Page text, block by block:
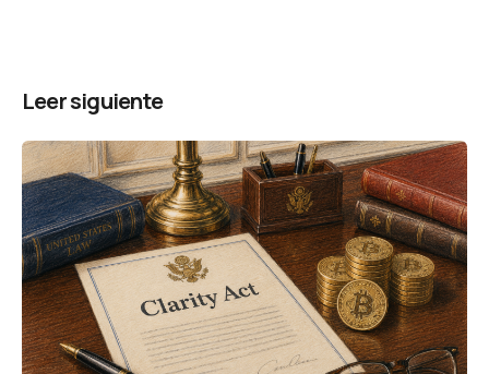
Leer siguiente